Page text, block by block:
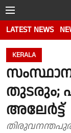
LATEST NEWS
KERALA
തുടരും;
അലേർട്ട്